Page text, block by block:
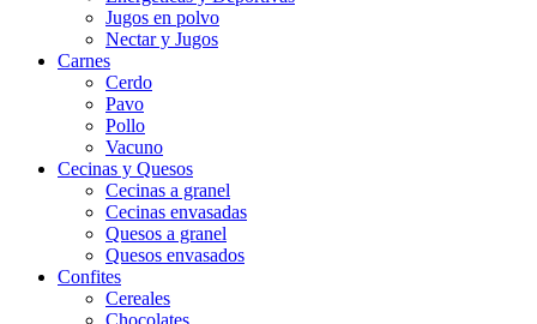
Jugos en polvo
Nectar y Jugos
Carnes
Cerdo
Pavo
Pollo
Vacuno
Cecinas y Quesos
Cecinas a granel
Cecinas envasadas
Quesos a granel
Quesos envasados
Confites
Cereales
Chocolates